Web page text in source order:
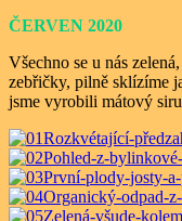
ČERVEN 2020
Všechno se u nás
zebřičky, pilně sklízíme
jsme vyrobili mátový